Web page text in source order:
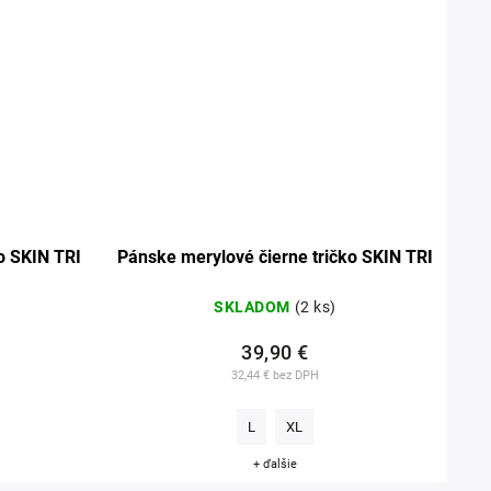
SKIN TRI Pánske merylové čierne tričko SKIN TRI
SKLADOM (2 ks)
32,44 € bez DPH
39,90 €
L XL
+ ďalšie